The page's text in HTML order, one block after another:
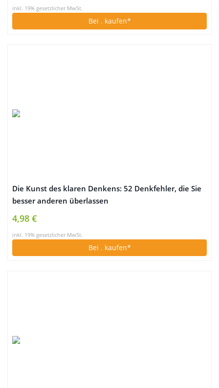
inkl. 19% gesetzlicher MwSt.
Bei . kaufen*
Die Kunst des klaren Denkens: 52 Denkfehler, die Sie
besser anderen überlassen
4,98 €
inkl. 19% gesetzlicher MwSt.
Bei . kaufen*